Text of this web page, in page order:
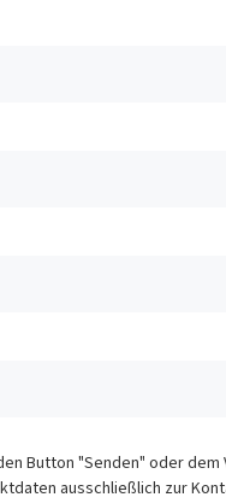
Button "Senden" oder
ausschließlich zur